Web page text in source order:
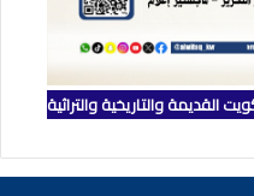
القديمة والتاريخية والتراثية